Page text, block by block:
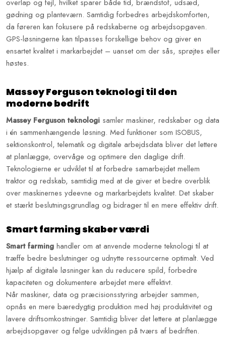
overlap og fejl, hvilket sparer både tid, brændstof, udsæd,
gødning og planteværn. Samtidig forbedres arbejdskomforten,
da føreren kan fokusere på redskaberne og arbejdsopgaven.
GPS-løsningerne kan tilpasses forskellige behov og giver en
ensartet kvalitet i markarbejdet – uanset om der sås, sprøjtes eller
høstes.
Massey Ferguson teknologi til den
moderne bedrift
Massey Ferguson teknologisamler maskiner, redskaber og data
i én sammenhængende løsning. Med funktioner som ISOBUS,
sektionskontrol, telematik og digitale arbejdsdata bliver det lettere
at planlægge, overvåge og optimere den daglige drift.
Teknologierne er udviklet til at forbedre samarbejdet mellem
traktor og redskab, samtidig med at de giver et bedre overblik
over maskinernes ydeevne og markarbejdets kvalitet. Det skaber
et stærkt beslutningsgrundlag og bidrager til en mere effektiv drift.
Smart farming skaber værdi
Smart farminghandler om at anvende moderne teknologi til at
træffe bedre beslutninger og udnytte ressourcerne optimalt. Ved
hjælp af digitale løsninger kan du reducere spild, forbedre
kapaciteten og dokumentere arbejdet mere effektivt.
Når maskiner, data og præcisionsstyring arbejder sammen,
opnås en mere bæredygtig produktion med høj produktivitet og
lavere driftsomkostninger. Samtidig bliver det lettere at planlægge
arbejdsopgaver og følge udviklingen på tværs af bedriften.